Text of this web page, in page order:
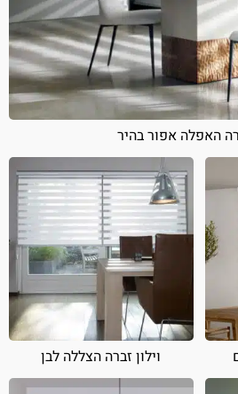
האפלה אפור בהיר
וילון זברה הצללה לבן